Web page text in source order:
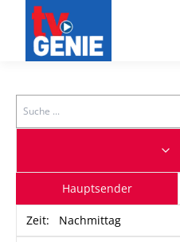
Search
Hauptsender
Zeit: Nachmittag